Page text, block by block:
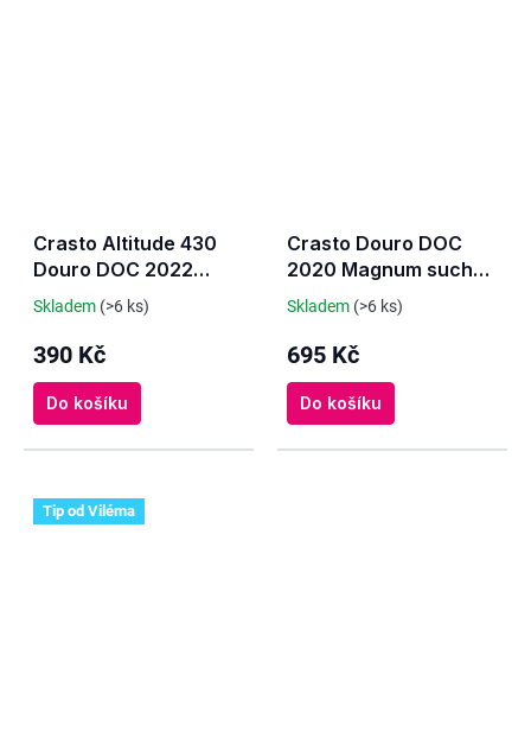
Crasto Altitude 430
Douro DOC 2022
suché červené
Skladem (>6 ks)
390 Kč
Do košíku
Crasto Douro DOC
2020 Magnum suché
červené
Skladem (>6 ks)
695 Kč
Do košíku
Tip od Viléma